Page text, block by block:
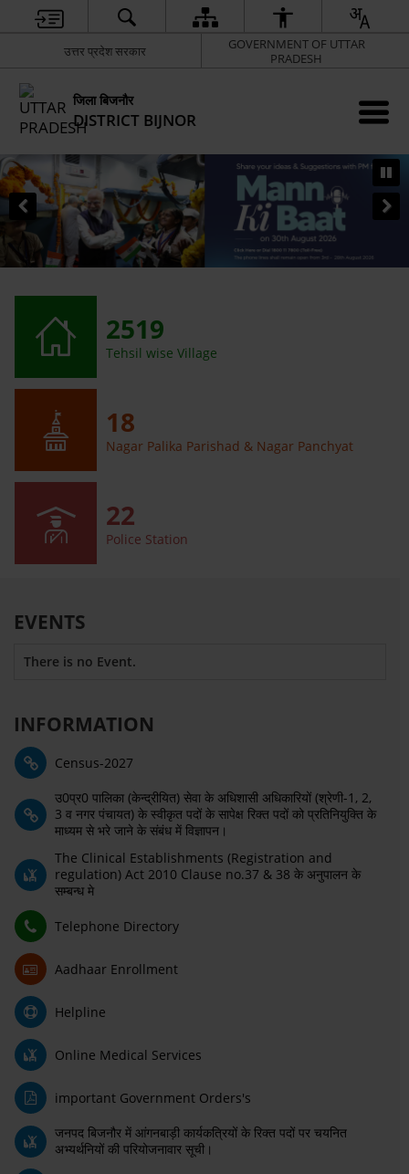
उत्तर प्रदेश सरकार
GOVERNMENT OF UTTAR
PRADESH
जिला बिजनौर
DISTRICT BIJNOR
2519
Tehsil wise Village
18
Nagar Palika Parishad & Nagar Panchyat
22
Police Station
EVENTS
There is no Event.
INFORMATION
Census-2027
उ0प्र0 पालिका (केन्द्रीयित) सेवा के अधिशासी अधिकारियों (श्रेणी-1, 2,
3 व नगर पंचायत) के स्वीकृत पदों के सापेक्ष रिक्त पदों को प्रतिनियुक्ति के
माध्यम से भरे जाने के संबंध में विज्ञापन।
The Clinical Establishments (Registration and
regulation) Act 2010 Clause no.37 & 38 के अनुपालन के
सम्बन्ध मे
Telephone Directory
Aadhaar Enrollment
Helpline
Online Medical Services
important Government Orders's
जनपद बिजनौर में आंगनबाड़ी कार्यकत्रियों के रिक्त पदों पर चयनित
अभ्यर्थनियों की परियोजनावार सूची।